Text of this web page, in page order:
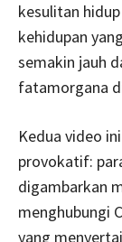
kesulitan
kehidupan
semakin jauh
fatamorgana
Kedua video
provokatif:
digambarkan
menghubungi
yang